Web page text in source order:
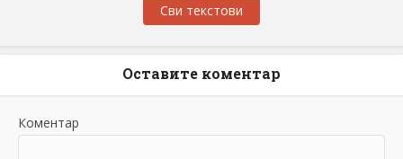
Сви текстови
Оставите коментар
Коментар